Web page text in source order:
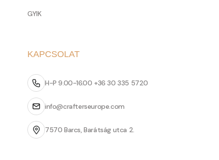
GYIK
KAPCSOLAT
H-P 9.00-16.00 +36 30 335 5720
info@crafterseurope.com
7570 Barcs, Barátság utca 2.